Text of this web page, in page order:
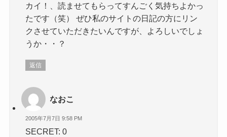
カイ！、読ませてもらってすんごく気持ちよかっ
たです（笑） ぜひ私のサイトの日記の方にリン
クさせていただきたいんですが、よろしいでしょ
うか・・？
返信
なおこ
2005年7月7日 9:58 PM
SECRET: 0